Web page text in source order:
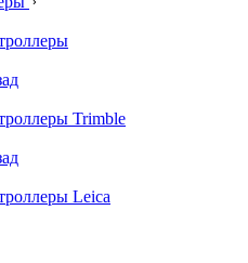
Trimble
Leica